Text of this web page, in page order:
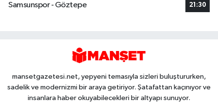
Samsunspor - Göztepe 21:30
mansetgazetesi.net, yepyeni temasıyla sizleri buluştururken,
sadelik ve modernizmi bir araya getiriyor. Şatafattan kaçınıyor ve
insanlara haber okuyabilecekleri bir altyapı sunuyor.